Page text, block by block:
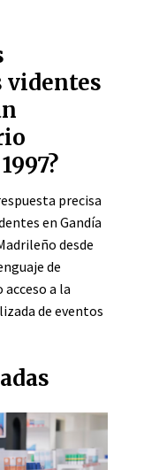
videntes
precisa
en Gandía
desde
de
a la
de eventos